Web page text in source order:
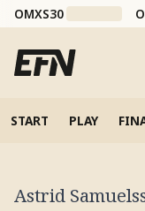
OMXS30
START PLAY
Astrid